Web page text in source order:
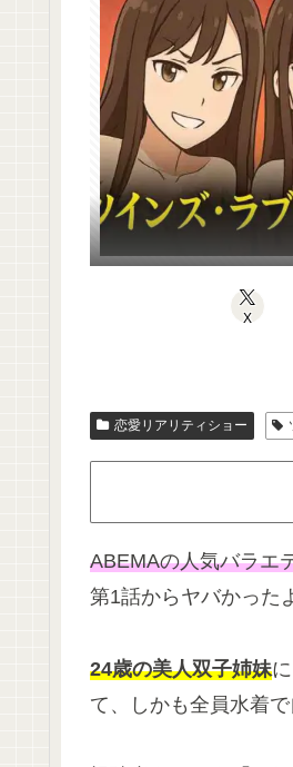
X
恋愛リアリティショー
ABEMAの人気バラエ
第1話からヤバかった
24歳の美人双子姉妹
て、しかも全員水着